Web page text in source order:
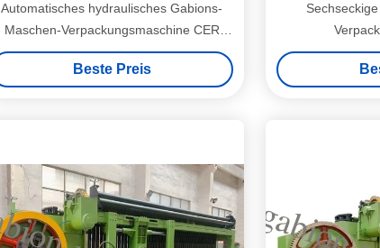
Automatisches hydraulisches Gabions-
Maschen-Verpackungsmaschine CER
Certificeta 380V 5.5KW
Beste Preis